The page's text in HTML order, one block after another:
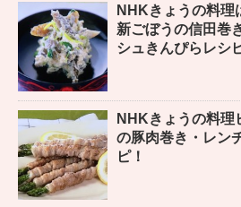
NHKきょうの料理
新ごぼうの信田巻
シュきんぴらレシ
NHKきょうの料理
の豚肉巻き・レン
ピ！